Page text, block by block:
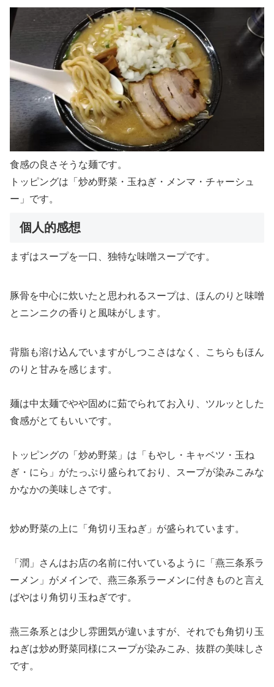
食感の良さそうな麺です。
トッピングは「炒め野菜・玉ねぎ・メンマ・チャーシュ
ー」です。
個人的感想
まずはスープを一口、独特な味噌スープです。
豚骨を中心に炊いたと思われるスープは、ほんのりと味噌
とニンニクの香りと風味がします。
背脂も溶け込んでいますがしつこさはなく、こちらもほん
のりと甘みを感じます。
麺は中太麺でやや固めに茹でられてお入り、ツルッとした
食感がとてもいいです。
トッピングの「炒め野菜」は「もやし・キャベツ・玉ね
ぎ・にら」がたっぷり盛られており、スープが染みこみな
かなかの美味しさです。
炒め野菜の上に「角切り玉ねぎ」が盛られています。
「潤」さんはお店の名前に付いているように「燕三条系ラ
ーメン」がメインで、燕三条系ラーメンに付きものと言え
ばやはり角切り玉ねぎです。
燕三条系とは少し雰囲気が違いますが、それでも角切り玉
ねぎは炒め野菜同様にスープが染みこみ、抜群の美味しさ
です。